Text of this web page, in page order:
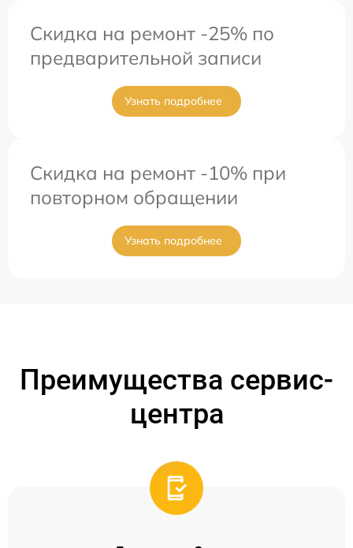
Скидка на ремонт -25% по
предварительной записи
Узнать подробнее
Скидка на ремонт -10% при
повторном обращении
Узнать подробнее
Преимущества сервис-
центра